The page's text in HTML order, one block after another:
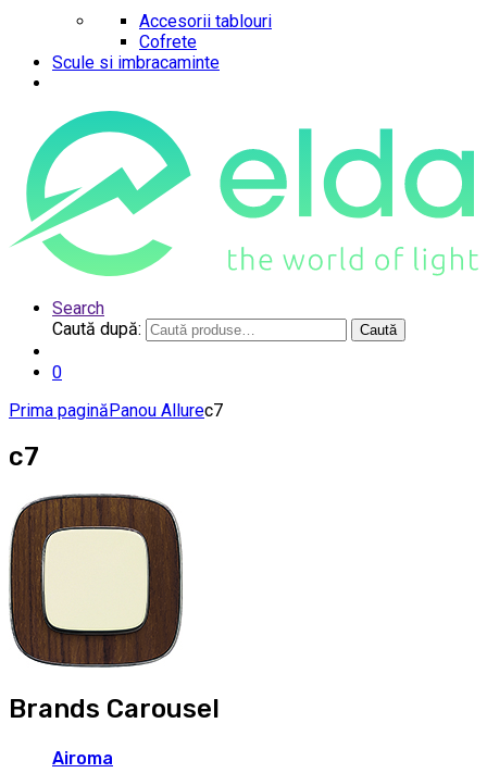
Accesorii tablouri
Cofrete
Scule si imbracaminte
Search
Caută după:
Caută
0
Prima paginăPanou Allurec7
c7
Brands Carousel
Airoma